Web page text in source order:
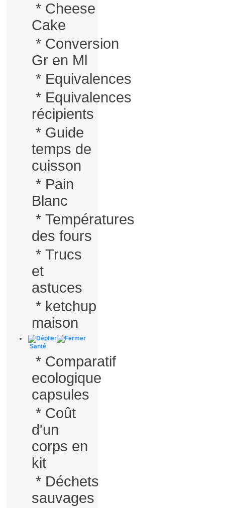
* Cheese
Cake
* Conversion
Gr en Ml
* Equivalences
* Equivalences
récipients
* Guide
temps de
cuisson
* Pain
Blanc
* Températures
des fours
* Trucs
et
astuces
* ketchup
maison
Santé
* Comparatif
ecologique
capsules
* Coût
d'un
corps en
kit
* Déchets
sauvages